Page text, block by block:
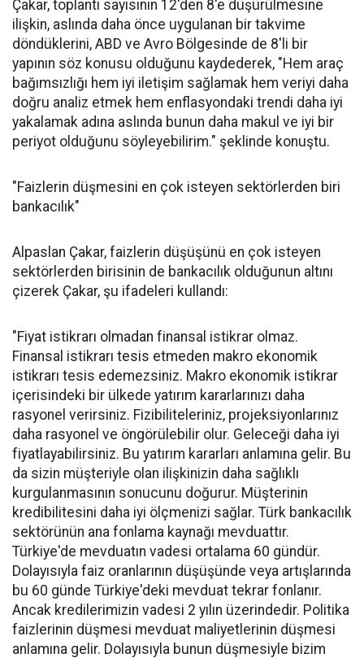
Çakar, toplantı sayısının 12'den 8'e düşürülmesine
ilişkin, aslında daha önce uygulanan bir takvime
döndüklerini, ABD ve Avro Bölgesinde de 8'li bir
yapının söz konusu olduğunu kaydederek, "Hem araç
bağımsızlığı hem iyi iletişim sağlamak hem veriyi daha
doğru analiz etmek hem enflasyondaki trendi daha iyi
yakalamak adına aslında bunun daha makul ve iyi bir
periyot olduğunu söyleyebilirim." şeklinde konuştu.
"Faizlerin düşmesini en çok isteyen sektörlerden biri
bankacılık"
Alpaslan Çakar, faizlerin düşüşünü en çok isteyen
sektörlerden birisinin de bankacılık olduğunun altını
çizerek Çakar, şu ifadeleri kullandı:
"Fiyat istikrarı olmadan finansal istikrar olmaz.
Finansal istikrarı tesis etmeden makro ekonomik
istikrarı tesis edemezsiniz. Makro ekonomik istikrar
içerisindeki bir ülkede yatırım kararlarınızı daha
rasyonel verirsiniz. Fizibiliteleriniz, projeksiyonlarınız
daha rasyonel ve öngörülebilir olur. Geleceği daha iyi
fiyatlayabilirsiniz. Bu yatırım kararları anlamına gelir. Bu
da sizin müşteriyle olan ilişkinizin daha sağlıklı
kurgulanmasının sonucunu doğurur. Müşterinin
kredibilitesini daha iyi ölçmenizi sağlar. Türk bankacılık
sektörünün ana fonlama kaynağı mevduattır.
Türkiye'de mevduatın vadesi ortalama 60 gündür.
Dolayısıyla faiz oranlarının düşüşünde veya artışlarında
bu 60 günde Türkiye'deki mevduat tekrar fonlanır.
Ancak kredilerimizin vadesi 2 yılın üzerindedir. Politika
faizlerinin düşmesi mevduat maliyetlerinin düşmesi
anlamına gelir. Dolayısıyla bunun düşmesiyle bizim